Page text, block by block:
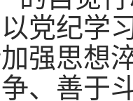
党纪学
强思想
、善于